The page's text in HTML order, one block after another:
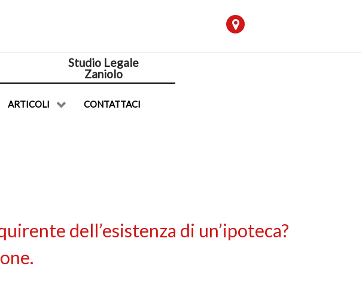
Studio Legale
Zaniolo
ARTICOLI CONTATTACI
dell’esistenza di un’ipoteca?